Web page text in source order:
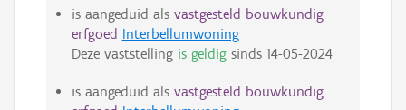
is aangeduid als vastgesteld bouwkundig
erfgoed Interbellumwoning
Deze vaststelling is geldigsinds 14-05-2024
is aangeduid als vastgesteld bouwkundig